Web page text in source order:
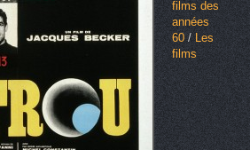
films des
années
60/ Les
films